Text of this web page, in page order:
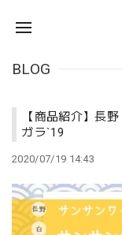
BLOG
【商品紹介】長
ガラ`19
2020/07/19 14:43